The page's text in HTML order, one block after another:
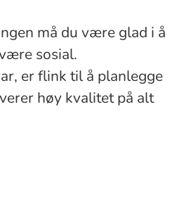
må du være glad i å
sosial.
er flink til å planlegge
høy kvalitet på alt